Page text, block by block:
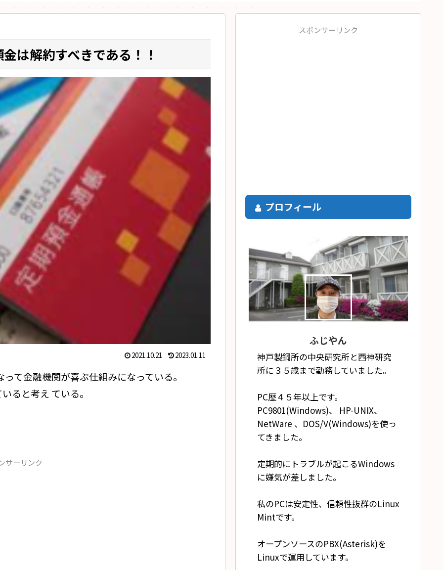
は解約すべきである！！
2021.10.21 2023.01.11
て金融機関が喜ぶ仕組みになっている。
ると考え ている。
サーリンク
スポンサーリンク
プロフィール
ふじやん
神戸製鋼所の中央研究所と西神研究
所に３５歳まで勤務していました。
PC歴４５年以上です。
PC9801(Windows)、 HP-UNIX、
NetWare 、DOS/V(Windows)を使っ
てきました。
定期的にトラブルが起こるWindows
に嫌気が差しました。
私のPCは安定性、信頼性抜群のLinux
Mintです。
オープンソースのPBX(Asterisk)を
Linuxで運用しています。